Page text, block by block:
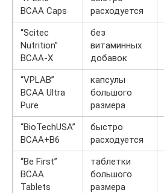
BCAA Caps
расходуется
“Scitec
Nutrition”
BCAA-X
без
витаминных
добавок
“VPLAB”
BCAA Ultra
Pure
капсулы
большого
размера
“BioTechUSA”
BCAA+B6
быстро
расходуется
“Be First”
BCAA
Tablets
таблетки
большого
размера